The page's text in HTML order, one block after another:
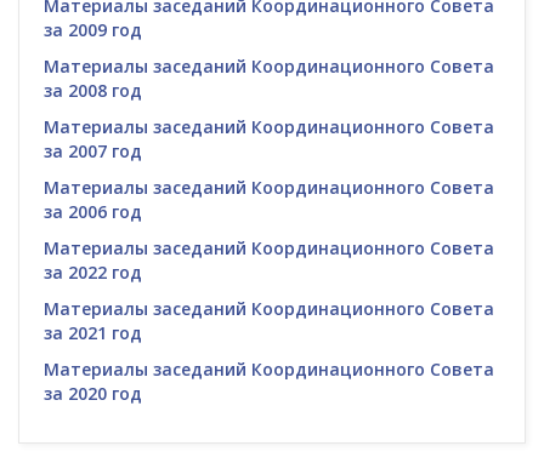
Материалы заседаний Координационного Совета
за 2009 год
Материалы заседаний Координационного Совета
за 2008 год
Материалы заседаний Координационного Совета
за 2007 год
Материалы заседаний Координационного Совета
за 2006 год
Материалы заседаний Координационного Совета
за 2022 год
Материалы заседаний Координационного Совета
за 2021 год
Материалы заседаний Координационного Совета
за 2020 год